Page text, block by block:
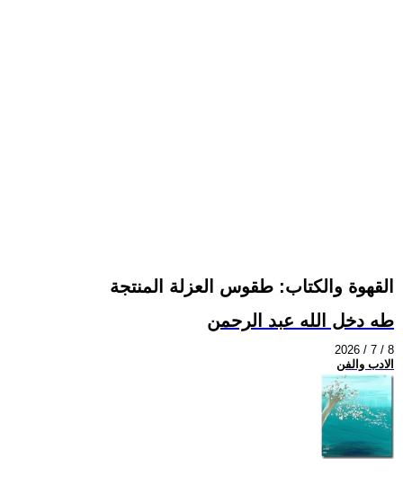
القهوة والكتاب: طقوس العزلة المنتجة
طه دخل الله عبد الرحمن
2026 / 7 / 8
الادب والفن